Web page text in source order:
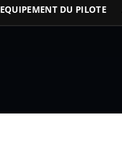
EQUIPEMENT DU PILOTE